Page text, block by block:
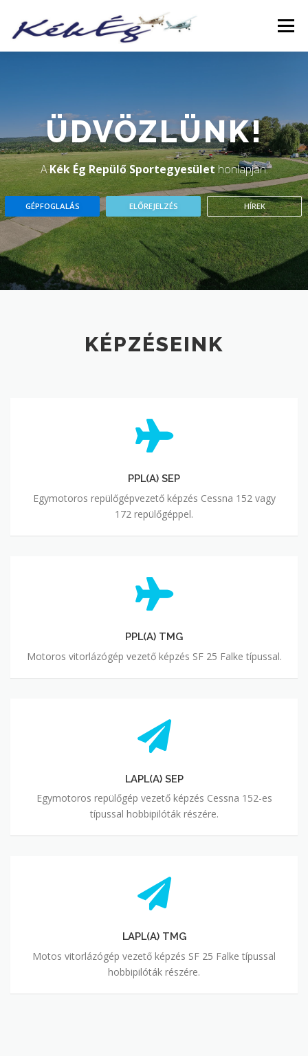
Menü
GALÉRIA TÖRTÉNETEK ARCHÍVUM
LINKEK
ÜDVÖZLÜNK!
AKék Ég Repülő Sportegyesülethonlapján.
GÉPFOGLALÁS ELŐREJELZÉS HÍREK
KÉPZÉSEINK
PPL(A) SEP
Egymotoros repülőgépvezető képzés Cessna 152 vagy
172 repülőgéppel.
PPL(A) TMG
Motoros vitorlázógép vezető képzés SF 25 Falke típussal.
LAPL(A) SEP
Egymotoros repülőgép vezető képzés Cessna 152-es
típussal hobbipilóták részére.
LAPL(A) TMG
Motos vitorlázógép vezető képzés SF 25 Falke típussal
hobbipilóták részére.